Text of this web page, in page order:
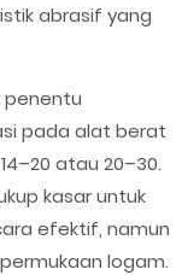
abrasif yang
penentu
pada alat berat
atau 20–30.
kasar untuk
efektif, namun
logam.